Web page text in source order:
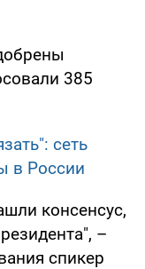
385
сеть
в России
консенсус,
–
спикер